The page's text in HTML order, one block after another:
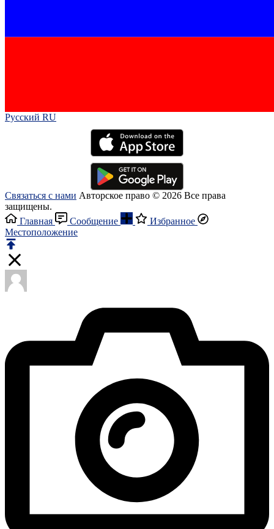
Русский RU‎
Связаться с нами Авторское право © 2026 Все права
защищены.
Главная
Сообщение
Избранное
Местоположение